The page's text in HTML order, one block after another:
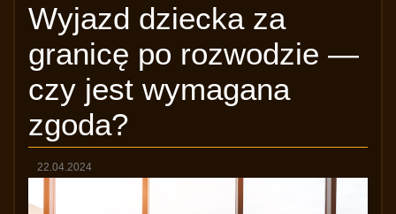
Wyjazd dziecka za
granicę po rozwodzie —
czy jest wymagana
zgoda?
22.04.2024